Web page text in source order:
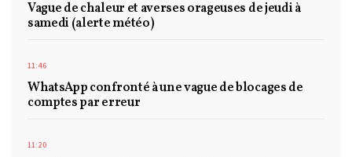
Vague de chaleur et averses orageuses de jeudi à
samedi (alerte météo)
11:46
WhatsApp confronté à une vague de blocages de
comptes par erreur
11:20